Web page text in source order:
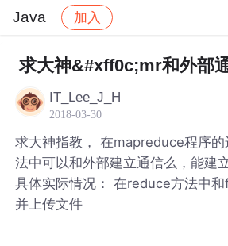
Java 加入
社区 Java 帖子详情
求大神&#xff0c;mr和外部
IT_Lee_J_H
2018-03-30
求大神指教， 在mapreduce程序
法中可以和外部建立通信么，能建
具体实际情况： 在reduce方法中
并上传文件